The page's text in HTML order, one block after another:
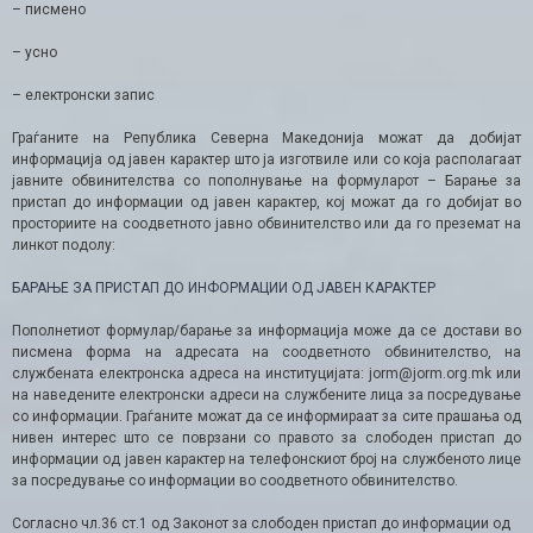
– писмено
– усно
– електронски запис
Граѓаните на Република Северна Македонија можат да добијат
информација од јавен карактер што ја изготвиле или со која располагаат
јавните обвинителства со пополнување на формуларот – Барање за
пристап до информации од јавен карактер, кој можат да го добијат во
просториите на соодветното јавно обвинителство или да го преземат на
линкот подолу:
БАРАЊЕ ЗА ПРИСТАП ДО ИНФОРМАЦИИ ОД ЈАВЕН КАРАКТЕР
Пополнетиот формулар/барање за информација може да се достави во
писмена форма на адресата на соодветното обвинителство, на
службената електронска адреса на институцијата: jorm@jorm.org.mk или
на наведените електронски адреси на службените лица за посредување
со информации. Граѓаните можат да се информираат за сите прашања од
нивен интерес што се поврзани со правото за слободен пристап до
информации од јавен карактер на телефонскиот број на службеното лице
за посредување со информации во соодветното обвинителство.
Согласно чл.36 ст.1 од Законот за слободен пристап до информации од